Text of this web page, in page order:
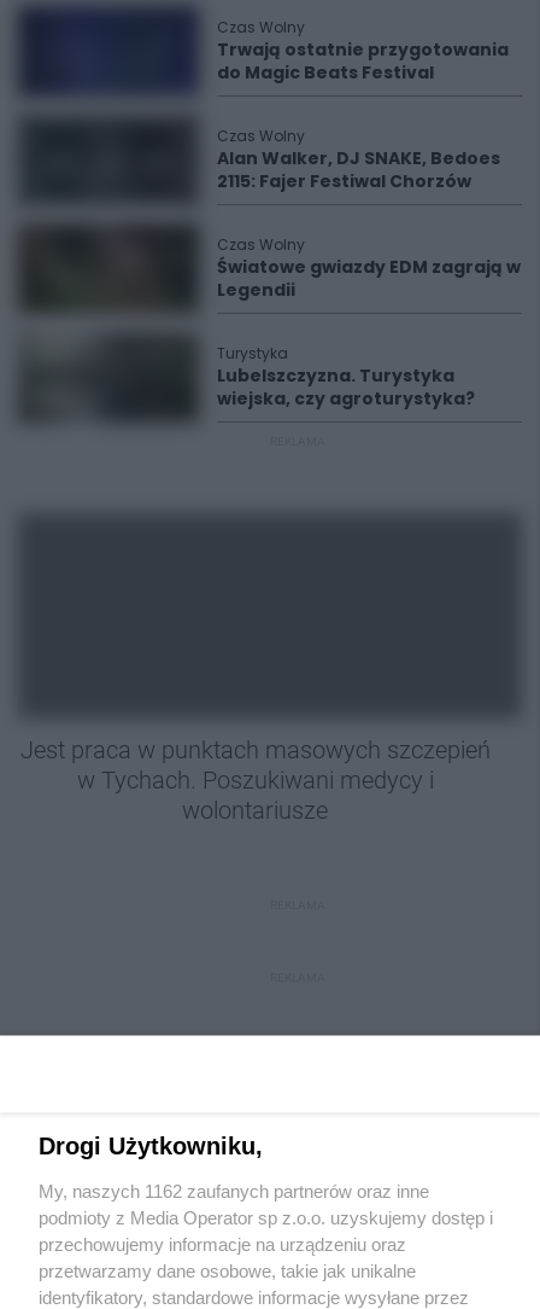
Czas Wolny
Trwają ostatnie przygotowania
do Magic Beats Festival
Czas Wolny
Alan Walker, DJ SNAKE, Bedoes
2115: Fajer Festiwal Chorzów
Czas Wolny
Światowe gwiazdy EDM zagrają w
Legendii
Turystyka
Lubelszczyzna. Turystyka
wiejska, czy agroturystyka?
Jest praca w punktach masowych szczepień
w Tychach. Poszukiwani medycy i
wolontariusze
Wydawca mediówlokalnych
Drogi Użytkowniku,
My, naszych 1162 zaufanych partnerów oraz inne
podmioty z Media Operator sp z.o.o. uzyskujemy dostęp i
przechowujemy informacje na urządzeniu oraz
przetwarzamy dane osobowe, takie jak unikalne
identyfikatory, standardowe informacje wysyłane przez